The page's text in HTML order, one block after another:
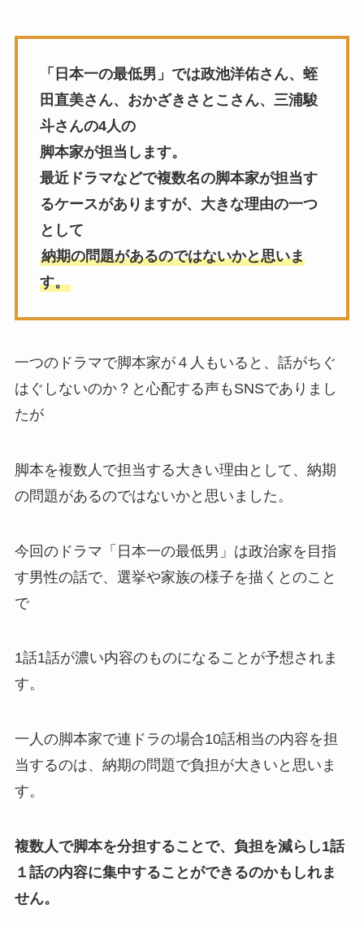
「日本一の最低男」では政池洋佑さん、蛭
田直美さん、おかざきさとこさん、三浦駿
斗さんの4人の
脚本家が担当します。
最近ドラマなどで複数名の脚本家が担当す
るケースがありますが、大きな理由の一つ
として
納期の問題があるのではないかと思いま
す。
一つのドラマで脚本家が４人もいると、話がちぐ
はぐしないのか？と心配する声もSNSでありまし
たが
脚本を複数人で担当する大きい理由として、納期
の問題があるのではないかと思いました。
今回のドラマ「日本一の最低男」は政治家を目指
す男性の話で、選挙や家族の様子を描くとのこと
で
1話1話が濃い内容のものになることが予想されま
す。
一人の脚本家で連ドラの場合10話相当の内容を担
当するのは、納期の問題で負担が大きいと思いま
す。
複数人で脚本を分担することで、負担を減らし1話
１話の内容に集中することができるのかもしれま
せん。